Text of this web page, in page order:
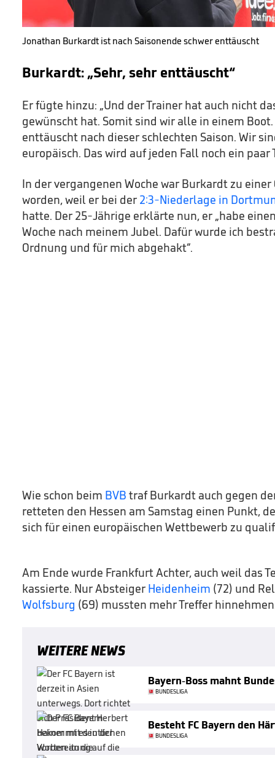
Jonathan Burkardt ist nach Saisonende schwer enttäuscht
Burkardt: „Sehr, sehr enttäuscht“
Er fügte hinzu: „Und der Trainer hat auch nicht
gewünscht hat. Somit sind wir alle in einem
enttäuscht nach dieser schlechten Saison. Wir
europäisch. Das wird auf jeden Fall noch ein paar
In der vergangenen Woche war Burkardt zu
worden, weil er bei der 2:3-Niederlage in
hatte. Der 25-Jährige erklärte nun, er „habe
Woche nach meinem Jubel. Dafür wurde ich
Ordnung und für mich abgehakt“.
Wie schon beim BVB traf Burkardt auch gegen
retteten den Hessen am Samstag einen Punkt,
sich für einen europäischen Wettbewerb zu
Am Ende wurde Frankfurt Achter, auch weil das
kassierte. Nur Absteiger Heidenheim (72) und
Wolfsburg (69) mussten mehr Treffer
WEITERE NEWS
Bayern-Boss mahnt
BUNDESLIGA
Besteht FC Bayern den
BUNDESLIGA